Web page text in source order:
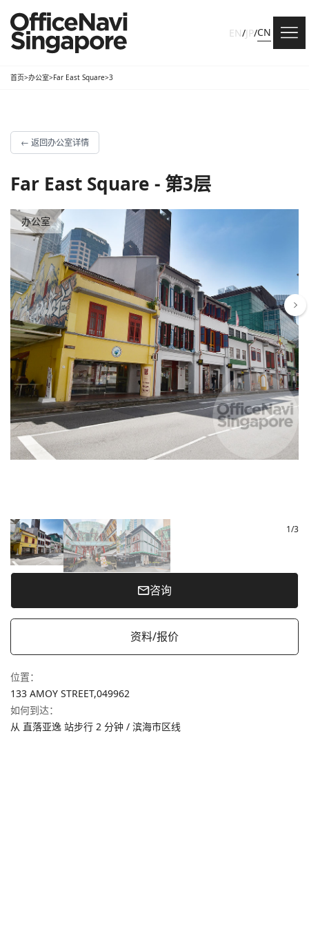
EN/JP/CN
首页>办公室>Far East Square>3
← 返回办公室详情
Far East Square - 第3层
办公室
1/3
咨询
资料/报价
位置：
133 AMOY STREET,049962
如何到达：
从 直落亚逸 站步行 2 分钟 / 滨海市区线